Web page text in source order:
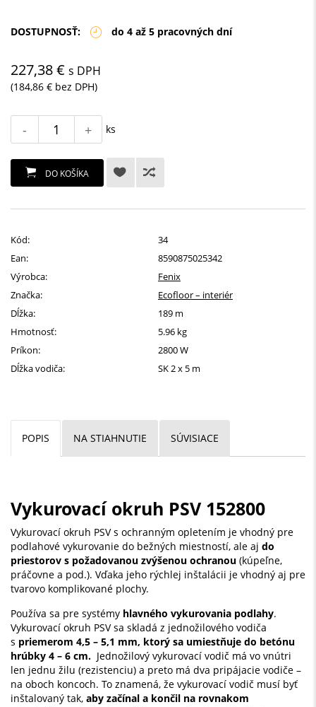
DOSTUPNOSŤ: do 4 až 5 pracovných dní
227,38 € s DPH
(184,86 € bez DPH)
- + ks
DO KOŠÍKA
Kód:
34
Ean:
8590875025342
Výrobca:
Fenix
Značka:
Ecofloor – interiér
Dĺžka:
189 m
Hmotnosť:
5.96 kg
Príkon:
2800 W
Dĺžka vodiča:
SK 2 x 5 m
POPIS NA STIAHNUTIE SÚVISIACE
Vykurovací okruh PSV 152800
Vykurovací okruh PSV s ochranným opletením je vhodný pre
podlahové vykurovanie do bežných miestností, ale aj do
priestorov s požadovanou zvýšenou ochranou (kúpeľne,
práčovne a pod.). Vďaka jeho rýchlej inštalácii je vhodný aj pre
tvarovo komplikované plochy.
Používa sa pre systémy hlavného vykurovania podlahy.
Vykurovací okruh PSV sa skladá z jednožilového vodiča
s priemerom 4,5 – 5,1 mm, ktorý sa umiestňuje do betónu
hrúbky 4 – 6 cm. Jednožilový vykurovací vodič má vo vnútri
len jednu žilu (rezistenciu) a preto má dva pripájacie vodiče –
na oboch koncoch. To znamená, že vykurovací vodič musí byť
inštalovaný tak, aby začínal a končil na rovnakom